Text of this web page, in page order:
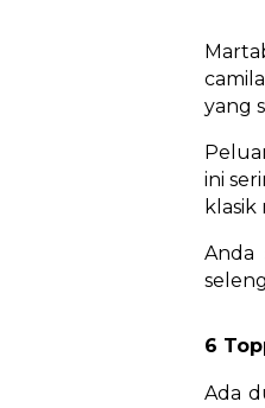
yang
ini
Anda
6
Ada